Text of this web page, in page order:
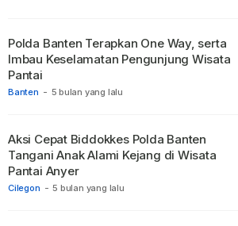
Banten - 5 bulan yang lalu
Polda Banten Terapkan One Way, serta
Imbau Keselamatan Pengunjung Wisata
Pantai
Cilegon - 5 bulan yang lalu
Aksi Cepat Biddokkes Polda Banten
Tangani Anak Alami Kejang di Wisata
Pantai Anyer